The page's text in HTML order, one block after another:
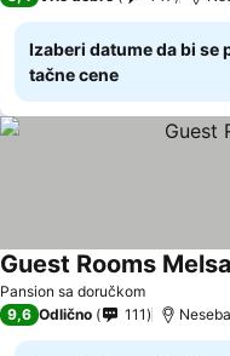
Izaberi datume da bi se
tačne cene
Pansion sa doručkom
Guest Rooms
9,6 Odlično 111